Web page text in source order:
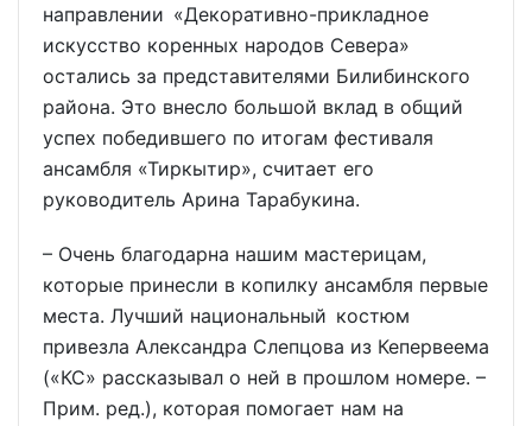
направлении «Декоративно-прикладное
искусство коренных народов Севера»
остались за представителями Билибинского
района. Это внесло большой вклад в общий
успех победившего по итогам фестиваля
ансамбля «Тиркытир», считает его
руководитель Арина Тарабукина.
– Очень благодарна нашим мастерицам,
которые принесли в копилку ансамбля первые
места. Лучший национальный костюм
привезла Александра Слепцова из Кепервеема
(«КС» рассказывал о ней в прошлом номере. –
Прим. ред.), которая помогает нам на